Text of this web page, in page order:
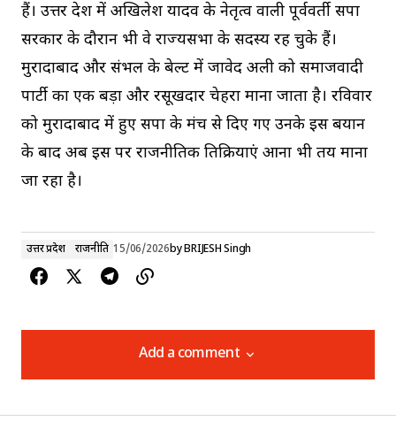
हैं। उत्तर प्रदेश में अखिलेश यादव के नेतृत्व वाली पूर्ववर्ती सपा
सरकार के दौरान भी वे राज्यसभा के सदस्य रह चुके हैं।
मुरादाबाद और संभल के बेल्ट में जावेद अली को समाजवादी
पार्टी का एक बड़ा और रसूखदार चेहरा माना जाता है। रविवार
को मुरादाबाद में हुए सपा के मंच से दिए गए उनके इस बयान
के बाद अब इस पर राजनीतिक प्रतिक्रियाएं आना भी तय माना
जा रहा है।
उत्तर प्रदेश राजनीति 15/06/2026byBRIJESH Singh
Add a comment
Add a comment